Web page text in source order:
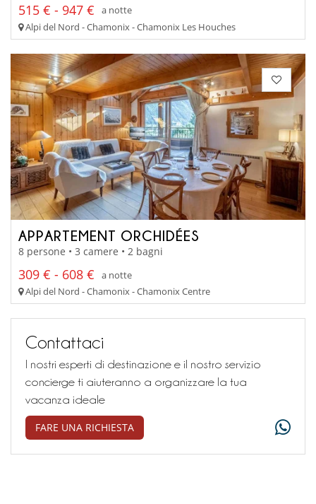
515 € - 947 €
a notte
Alpi del Nord - Chamonix - Chamonix Les Houches
APPARTEMENT ORCHIDÉES
8 persone • 3 camere • 2 bagni
309 € - 608 €
a notte
Alpi del Nord - Chamonix - Chamonix Centre
Contattaci
I nostri esperti di destinazione e il nostro servizio
concierge ti aiuteranno a organizzare la tua
vacanza ideale
FARE UNA RICHIESTA